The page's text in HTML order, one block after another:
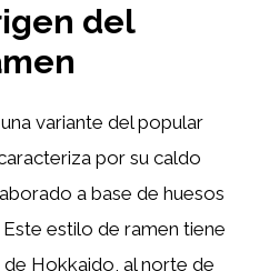
del
variante del popular
por su caldo
a base de huesos
estilo de ramen tiene
de Hokkaido, al norte de